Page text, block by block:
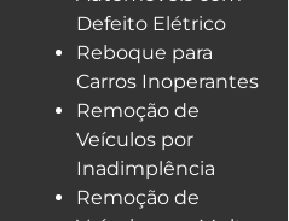
Defeito Elétrico
Reboque para
Carros Inoperantes
Remoção de
Veículos por
Inadimplência
Remoção de